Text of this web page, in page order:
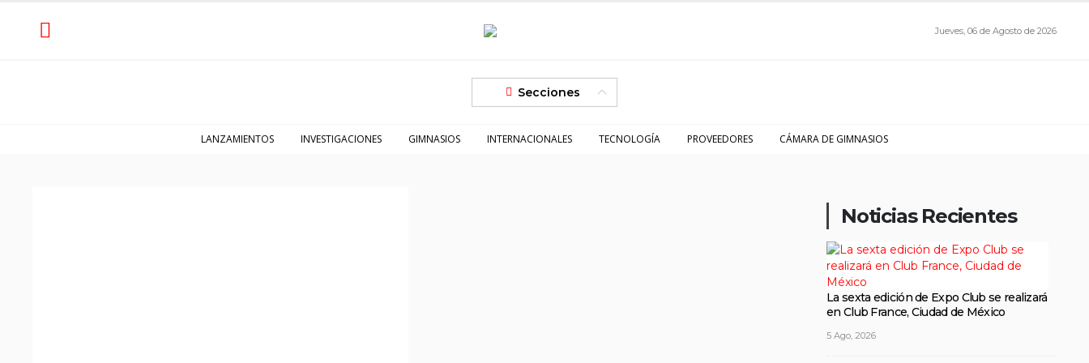
Jueves, 06 de Agosto de 2026
Secciones
LANZAMIENTOS INVESTIGACIONES GIMNASIOS INTERNACIONALES TECNOLOGÍA PROVEEDORES CÁMARA DE GIMNASIOS
Noticias Recientes
La sexta edición de Expo Club se realizará
en Club France, Ciudad de México
5 Ago, 2026